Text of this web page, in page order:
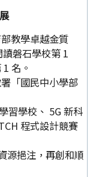
教學卓越金質
磐石學校第 1
名。
「國民中小學部
習學校、 5G 新科
程式設計競賽
源挹注，再創和順